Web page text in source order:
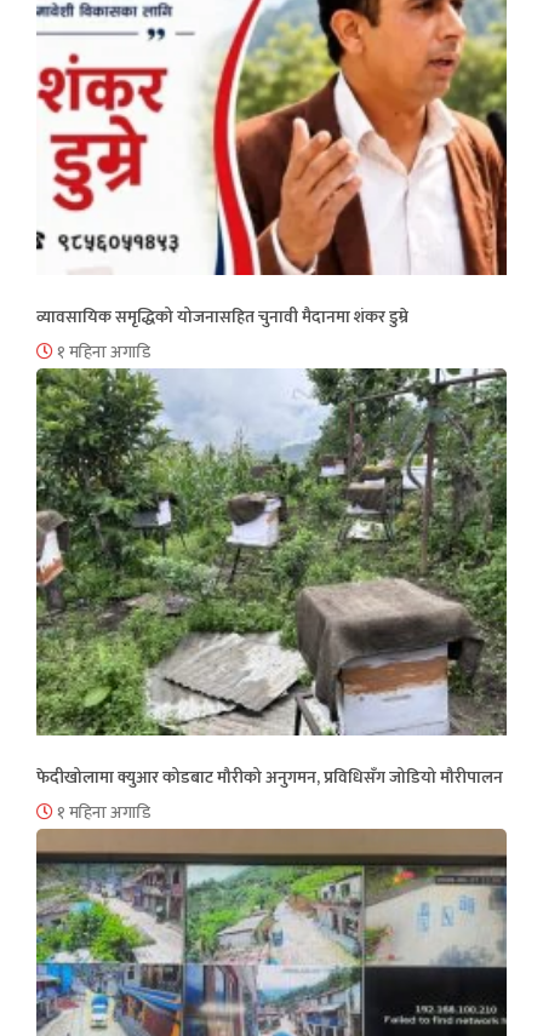
व्यावसायिक समृद्धिको योजनासहित चुनावी मैदानमा शंकर डुम्रे
१ महिना अगाडि
फेदीखोलामा क्युआर कोडबाट मौरीको अनुगमन, प्रविधिसँग जोडियो मौरीपालन
१ महिना अगाडि